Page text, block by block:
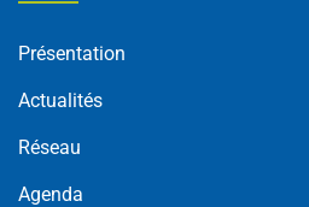
Présentation
Actualités
Réseau
Agenda